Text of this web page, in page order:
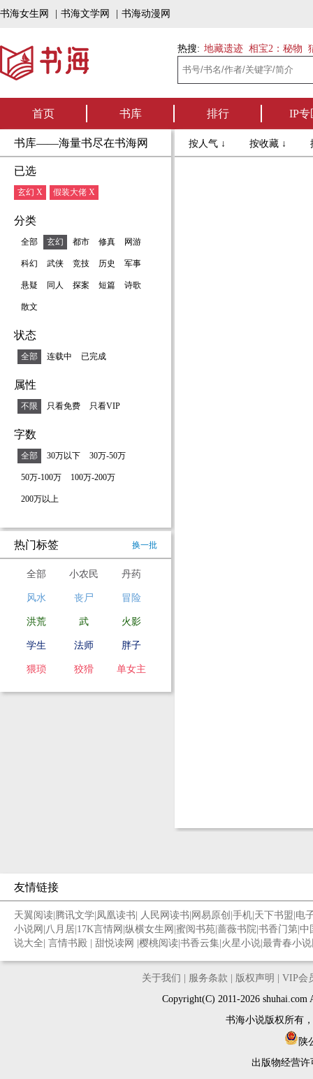
书海女生网 书海文学网 书海动漫网
热搜: 地藏遗迹 相宝2：秘物
首页 书库 排行 IP专
书库——海量书尽在书海网
已选
玄幻 X 假装大佬 X
分类
全部 玄幻 都市 修真 网游
科幻 武侠 竞技 历史 军事
悬疑 同人 探案 短篇 诗歌
散文
状态
全部 连载中 已完成
属性
不限 只看免费 只看VIP
字数
全部 30万以下 30万-50万
50万-100万 100万-200万
200万以上
热门标签 换一批
全部 小农民 丹药
风水 丧尸 冒险
洪荒 武 火影
学生 法师 胖子
猥琐 狡猾 单女主
按人气 ↓ 按收藏 ↓
友情链接
天翼阅读 腾讯文学 凤凰读书 人民网读书 网易原创 手机 天下书盟 电
小说网 八月居 17K言情网 纵横女生网 蜜阅书苑 蔷薇书院 书香门第 中
说大全 言情书殿 甜悦读网 樱桃阅读 书香云集 火星小说 最青春小
关于我们 服务条款 版权声明
VIP会
Copyright(C) 2011-2026
书海小说版权所有
陕
出版物经营许